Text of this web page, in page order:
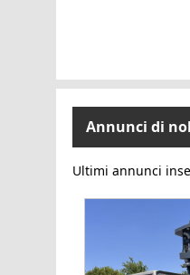
Annunci di
Ultimi annunci